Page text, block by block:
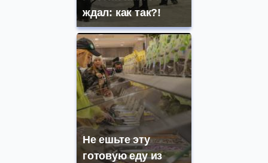
ждал: как так?!
Не ешьте эту
готовую еду из